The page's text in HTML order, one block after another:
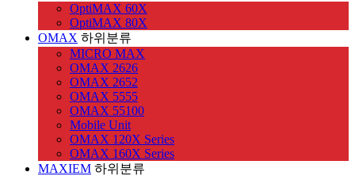
OptiMAX 60X
OptiMAX 80X
OMAX 하위분류
MICRO MAX
OMAX 2626
OMAX 2652
OMAX 5555
OMAX 55100
Mobile Unit
OMAX 120X Series
OMAX 160X Series
MAXIEM 하위분류